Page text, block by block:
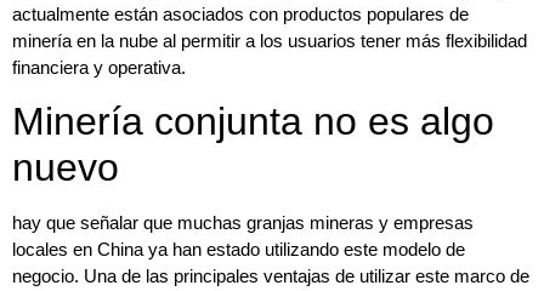
actualmente están asociados con productos populares de
minería en la nube al permitir a los usuarios tener más flexibilidad
financiera y operativa.
Minería conjunta no es algo
nuevo
hay que señalar que muchas granjas mineras y empresas
locales en China ya han estado utilizando este modelo de
negocio. Una de las principales ventajas de utilizar este marco de